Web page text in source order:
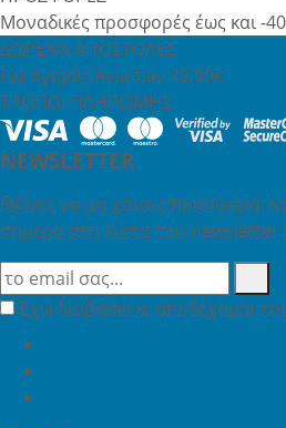
Μοναδικές προσφορές έως και -
ΔΩΡΕΑΝ ΑΠΟΣΤΟΛΕΣ
Για Αγορές Άνω των 49,99€
ΤΡΟΠΟΙ ΠΛΗΡΩΜΗΣ
NEWSLETTER
Θέλεις να μη χάνεις προσφορά;
σήμερα στη λίστα του newsletter
Έχω διαβάσει κι αποδέχομαι